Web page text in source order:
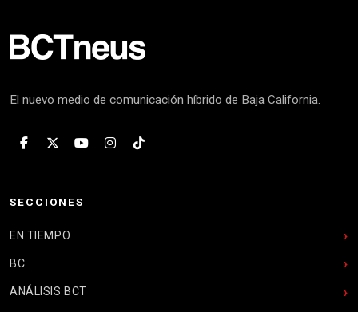
El nuevo medio de comunicación híbrido de Baja California.
SECCIONES
EN TIEMPO
BC
ANÁLISIS BCT